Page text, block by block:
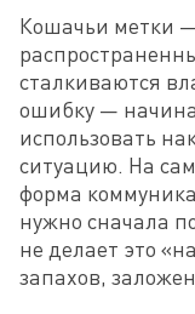
Кошачьи метки
сталкиваются
ошибку —
использовать
ситуацию. На
форма
нужно сначала
не делает это
запахов,